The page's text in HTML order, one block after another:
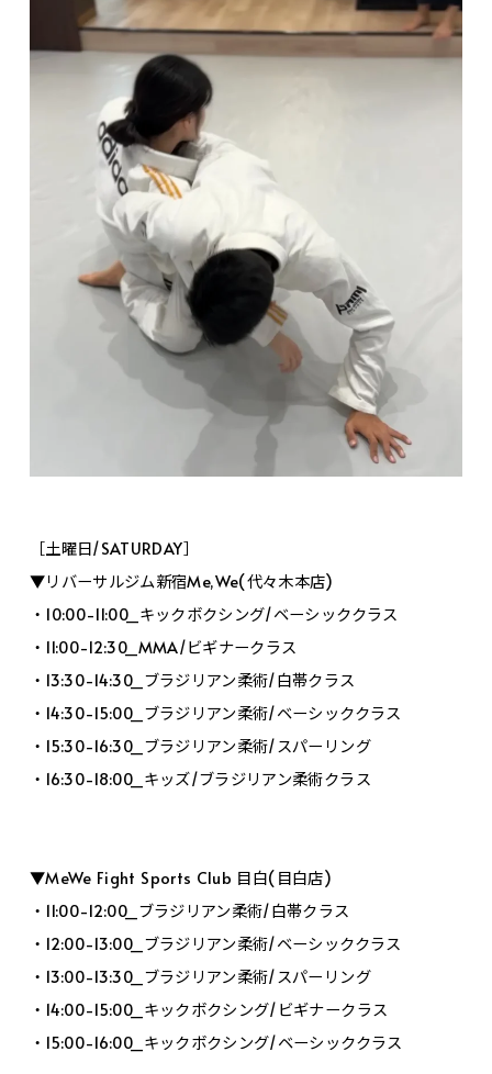
［土曜日/SATURDAY］
▼リバーサルジム新宿Me,We(代々木本店)
・10:00-11:00_キックボクシング/ベーシッククラス
・11:00-12:30_MMA/ビギナークラス
・13:30-14:30_ブラジリアン柔術/白帯クラス
・14:30-15:00_ブラジリアン柔術/ベーシッククラス
・15:30-16:30_ブラジリアン柔術/スパーリング
・16:30-18:00_キッズ/ブラジリアン柔術クラス
▼MeWe Fight Sports Club 目白(目白店)
・11:00-12:00_ブラジリアン柔術/白帯クラス
・12:00-13:00_ブラジリアン柔術/ベーシッククラス
・13:00-13:30_ブラジリアン柔術/スパーリング
・14:00-15:00_キックボクシング/ビギナークラス
・15:00-16:00_キックボクシング/ベーシッククラス